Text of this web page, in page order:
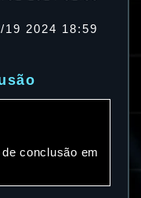
2024 18:59
conclusão em